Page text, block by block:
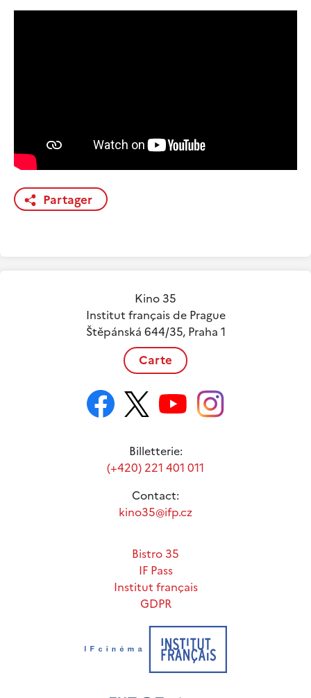
Partager
Kino 35
Institut français de Prague
Štěpánská 644/35, Praha 1
Carte
Billetterie:
(+420) 221 401 011
Contact:
kino35@ifp.cz
Bistro 35
IF Pass
Institut français
GDPR